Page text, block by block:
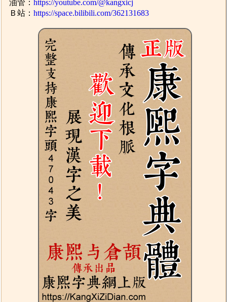
油管：https://youtube.com/@kangxicj
Ｂ站：https://space.bilibili.com/362131683